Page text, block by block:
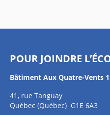
POUR JOINDRE
Bâtiment Aux Quatre-Vents 1
41, rue Tanguay
Québec (Québec) G1E 6A3